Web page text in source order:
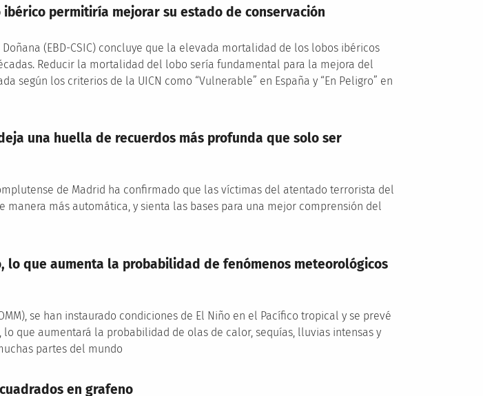
permitiría mejorar su estado de conservación
(EBD-CSIC) concluye que la elevada mortalidad de los lobos ibéricos
Reducir la mortalidad del lobo sería fundamental para la mejora del
según los criterios de la UICN como “Vulnerable” en España y “En Peligro” en
una huella de recuerdos más profunda que solo ser
de Madrid ha confirmado que las víctimas del atentado terrorista del
manera más automática, y sienta las bases para una mejor comprensión del
lo que aumenta la probabilidad de fenómenos meteorológicos
se han instaurado condiciones de El Niño en el Pacífico tropical y se prevé
que aumentará la probabilidad de olas de calor, sequías, lluvias intensas y
partes del mundo
en grafeno